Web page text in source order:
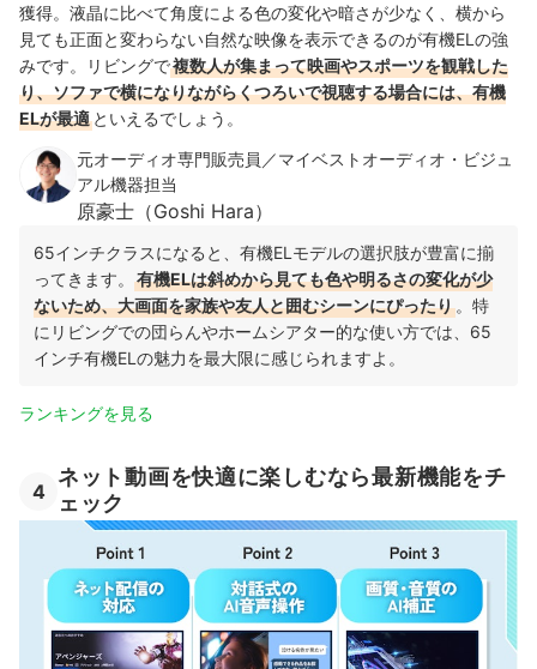
獲得。液晶に比べて角度による色の変化や暗さが少なく、横から
見ても正面と変わらない自然な映像を表示できるのが有機ELの強
みです。リビングで複数人が集まって映画やスポーツを観戦した
り、ソファで横になりながらくつろいで視聴する場合には、有機
ELが最適 といえるでしょう。
元オーディオ専門販売員／マイベストオーディオ・ビジュ
アル機器担当
原豪士（Goshi Hara）
65インチクラスになると、有機ELモデルの選択肢が豊富に揃
ってきます。
有機ELは斜めから見ても色や明るさの変化が少
ないため、大画面を家族や友人と囲むシーンにぴったり 。特
にリビングでの団らんやホームシアター的な使い方では、65
インチ有機ELの魅力を最大限に感じられますよ。
ランキングを見る
4
ネット動画を快適に楽しむなら最新機能をチ
ェック